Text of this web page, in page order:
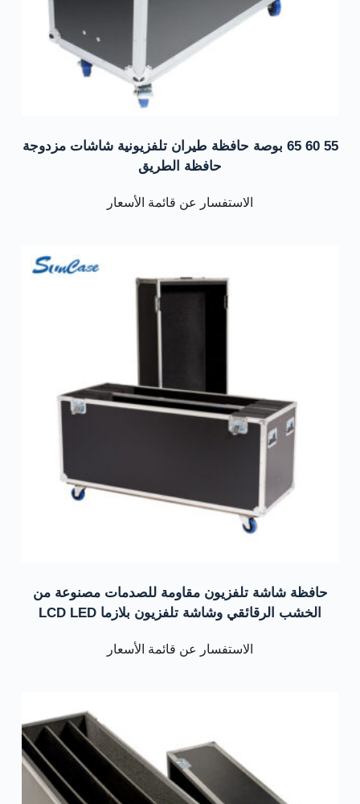
55 60 65 بوصة حافظة طيران تلفزيونية شاشات مزدوجة
حافظة الطريق
الاستفسار عن قائمة الأسعار
حافظة شاشة تلفزيون مقاومة للصدمات مصنوعة من
الخشب الرقائقي وشاشة تلفزيون بلازما LCD LED
الاستفسار عن قائمة الأسعار